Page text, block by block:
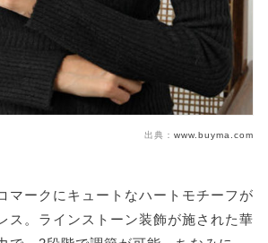
出典： www.buyma.com
マークにキュートなハートモチーフが
ス。ラインストーン装飾が施された華